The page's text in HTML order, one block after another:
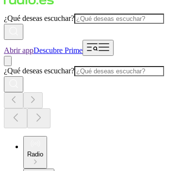
¿Qué deseas escuchar?
Abrir appDescubre Prime
¿Qué deseas escuchar?
Radio